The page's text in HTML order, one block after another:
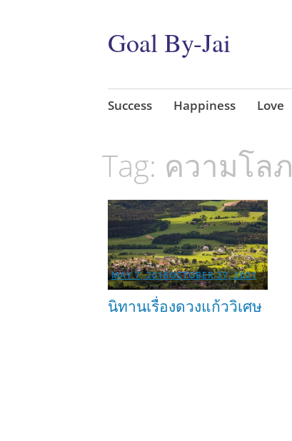
Goal By-Jai
Skip
Success Happiness Love
Tag: ความโลภ
MAY 7, 2018OCTOBER 27, 2021
นิทานเรื่องดวงแก้ววิเศษ